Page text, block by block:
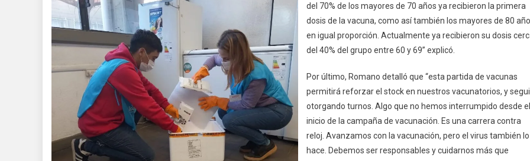
del 70% de los mayores de 70 años ya recibieron la primera
dosis de la vacuna, como así también los mayores de 80
en igual proporción. Actualmente ya recibieron su dosis
del 40% del grupo entre 60 y 69” explicó.
Por último, Romano detalló que “esta partida de vacunas
permitirá reforzar el stock en nuestros vacunatorios, y
otorgando turnos. Algo que no hemos interrumpido desde el
inicio de la campaña de vacunación. Es una carrera contra
reloj. Avanzamos con la vacunación, pero el virus también lo
hace. Debemos ser responsables y cuidarnos más que